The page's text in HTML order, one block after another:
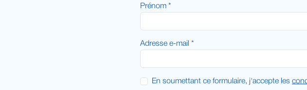
Prénom *
Adresse e-mail *
En soumettant ce formulaire, j'accepte les